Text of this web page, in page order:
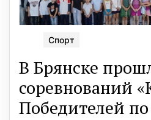
Спорт
В Брянске
соревнований
Победителей